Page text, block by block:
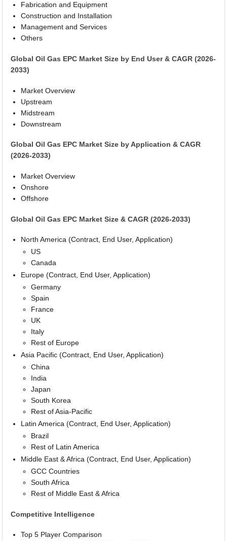
Fabrication and Equipment
Construction and Installation
Management and Services
Others
Global Oil Gas EPC Market Size by End User & CAGR (2026-
2033)
Market Overview
Upstream
Midstream
Downstream
Global Oil Gas EPC Market Size by Application & CAGR
(2026-2033)
Market Overview
Onshore
Offshore
Global Oil Gas EPC Market Size & CAGR (2026-2033)
North America (Contract, End User, Application)
US
Canada
Europe (Contract, End User, Application)
Germany
Spain
France
UK
Italy
Rest of Europe
Asia Pacific (Contract, End User, Application)
China
India
Japan
South Korea
Rest of Asia-Pacific
Latin America (Contract, End User, Application)
Brazil
Rest of Latin America
Middle East & Africa (Contract, End User, Application)
GCC Countries
South Africa
Rest of Middle East & Africa
Competitive Intelligence
Top 5 Player Comparison